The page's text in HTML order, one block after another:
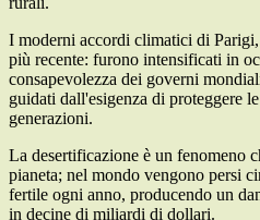
I moderni accordi climatici di
più recente: furono intensificati in
consapevolezza dei governi
guidati dall'esigenza di proteggere
generazioni.
La desertificazione è un fenomeno
pianeta; nel mondo vengono persi
fertile ogni anno, producendo un
in decine di miliardi di dollari.